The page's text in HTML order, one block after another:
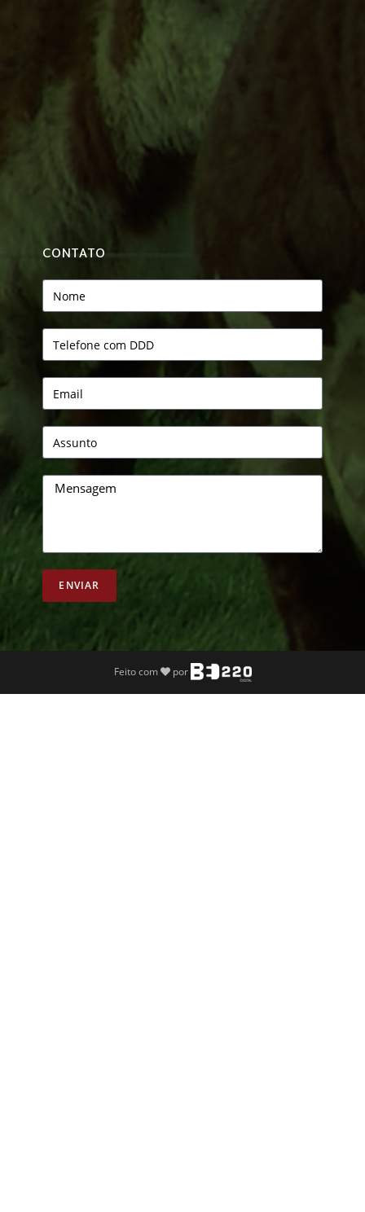
CONTATO
ENVIAR
Feito com por